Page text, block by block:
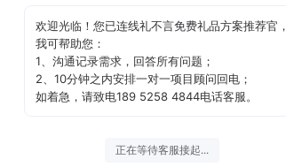
欢迎光临！您已连线礼不言免费礼品方案推荐官，
我可帮助您：
1、沟通记录需求，回答所有问题；
2、10分钟之内安排一对一项目顾问回电；
如着急，请致电189 5258 4844电话客服。
正在等待客服接起...